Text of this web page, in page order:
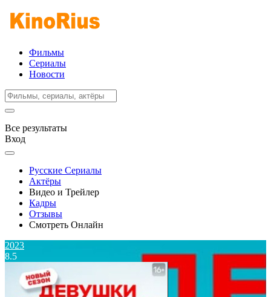
Фильмы
Сериалы
Новости
Все результаты
Вход
Русские Сериалы
Актёры
Видео и Трейлер
Кадры
Отзывы
Смотреть Онлайн
2023
8.5